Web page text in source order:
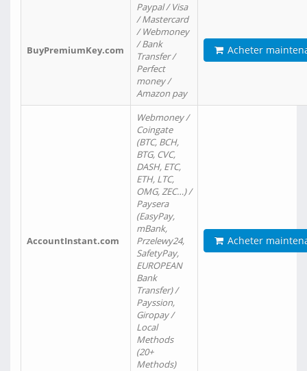
BuyPremiumKey.com
Paypal / Visa
/ Mastercard
/ Webmoney
/ Bank
Transfer /
Perfect
money /
Amazon pay
Acheter
AccountInstant.com
Webmoney /
Coingate
(BTC, BCH,
BTG, CVC,
DASH, ETC,
ETH, LTC,
OMG, ZEC…) /
Paysera
(EasyPay,
mBank,
Przelewy24,
SafetyPay,
EUROPEAN
Bank
Transfer) /
Payssion,
Giropay /
Local
Methods
(20+
Methods)
Acheter